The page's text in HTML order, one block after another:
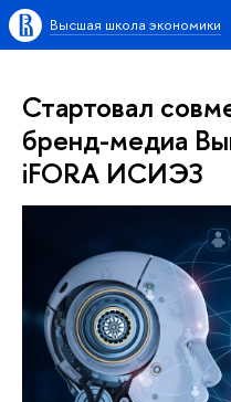
Высшая школа экономики
Стартовал
бренд-медиа
iFORA ИСИЭЗ